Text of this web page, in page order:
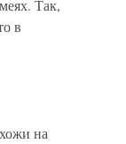
Так,
в
на